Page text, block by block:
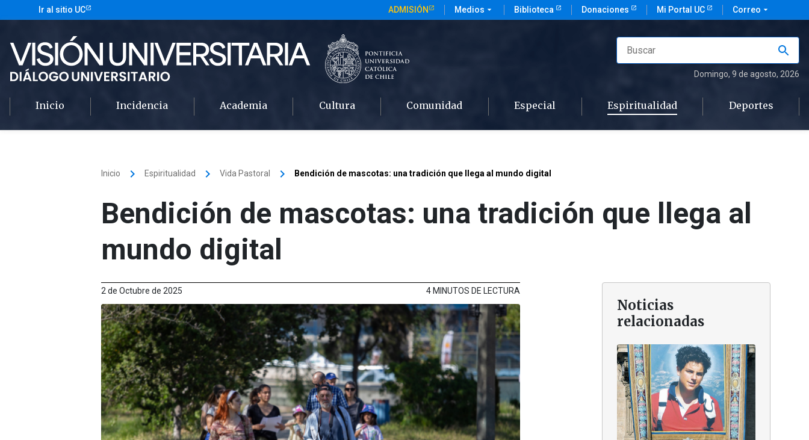
Ir al sitio UC ADMISIÓN Medios arrow_drop_down Biblioteca Donaciones Mi Portal UC Correo arrow_drop_down
Domingo, 9 de agosto, 2026
Inicio Incidencia Academia Cultura Comunidad Especial Espiritualidad Deportes
Inicio keyboard_arrow_right Espiritualidad keyboard_arrow_right Vida Pastoral keyboard_arrow_right Bendición de mascotas: una tradición que llega al mundo digital
Bendición de mascotas: una tradición que llega al
mundo digital
2 de Octubre de 2025 4 MINUTOS DE LECTURA
Noticias
relacionadas